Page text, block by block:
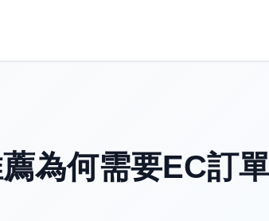
為何需要EC訂